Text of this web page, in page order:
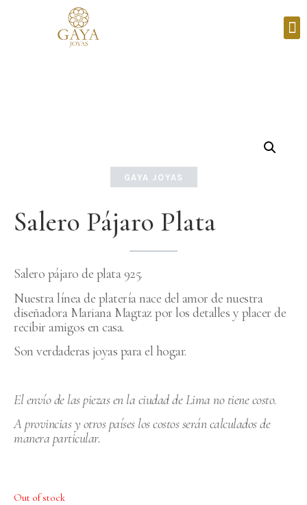
GAYA JOYAS
Salero Pájaro Plata
Salero pájaro de plata 925.
Nuestra línea de platería nace del amor de nuestra
diseñadora Mariana Magtaz por los detalles y placer de
recibir amigos en casa.
Son verdaderas joyas para el hogar.
El envío de las piezas en la ciudad de Lima no tiene costo.
A provincias y otros países los costos serán calculados de
manera particular.
Out of stock